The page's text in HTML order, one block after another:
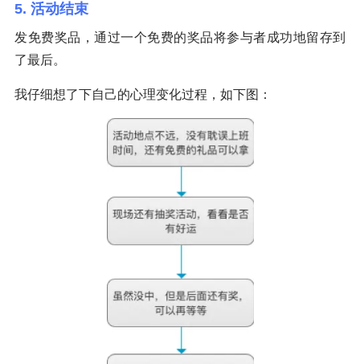
5. 活动结束
发免费奖品，通过一个免费的奖品将参与者成功地留存到
了最后。
我仔细想了下自己的心理变化过程，如下图：